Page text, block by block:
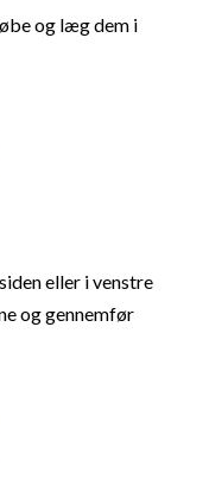
og læg dem i
eller i venstre
og gennemfør